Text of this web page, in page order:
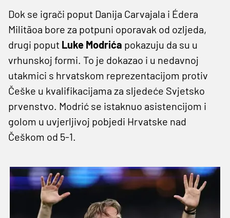
Dok se igrači poput Danija Carvajala i Édera
Militãoa bore za potpuni oporavak od ozljeda,
drugi poput Luke Modrića pokazuju da su u
vrhunskoj formi. To je dokazao i u nedavnoj
utakmici s hrvatskom reprezentacijom protiv
Češke u kvalifikacijama za sljedeće Svjetsko
prvenstvo. Modrić se istaknuo asistencijom i
golom u uvjerljivoj pobjedi Hrvatske nad
Češkom od 5-1.